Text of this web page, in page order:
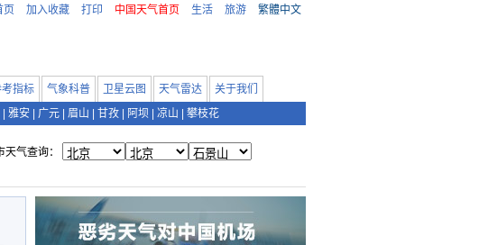
页 加入收藏 打印 中国天气首页 生活 旅游 繁體中文
指标 气象科普 卫星云图 天气雷达
关于我们
雅安 广元 眉山 甘孜 阿坝 凉山 攀枝花
天气查询：